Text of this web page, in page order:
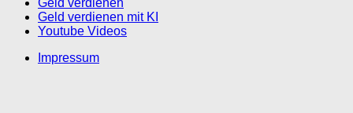
Geld verdienen
Geld verdienen mit KI
Youtube Videos
Impressum